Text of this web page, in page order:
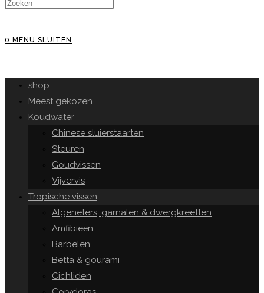
0 MENU SLUITEN
shop
Meest gekozen
Koudwater
Chinese sluierstaarten
Steuren
Goudvissen
Vijvervis
Tropische vissen
Algeneters, garnalen & dwergkreeften
Amfibieën
Barbelen
Betta & gourami
Cichliden